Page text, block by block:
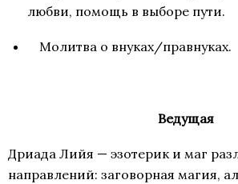
любви, помощь в выборе пути.
Молитва о внуках/правнуках.
Ведущая
Дриада Лийя — эзотерик и маг
направлений: заговорная магия,